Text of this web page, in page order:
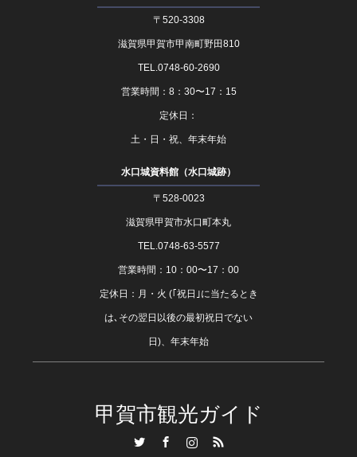
〒520-3308
滋賀県甲賀市甲南町野田810
TEL.0748-60-2690
営業時間：8：30〜17：15
定休日：
土・日・祝、年末年始
水口城資料館（水口城跡）
〒528-0023
滋賀県甲賀市水口町本丸
TEL.0748-63-5577
営業時間：10：00〜17：00
定休日：月・火 (｢祝日｣に当たるとき
は､その翌日以後の最初祝日でない
日)、年末年始
甲賀市観光ガイド
RSS